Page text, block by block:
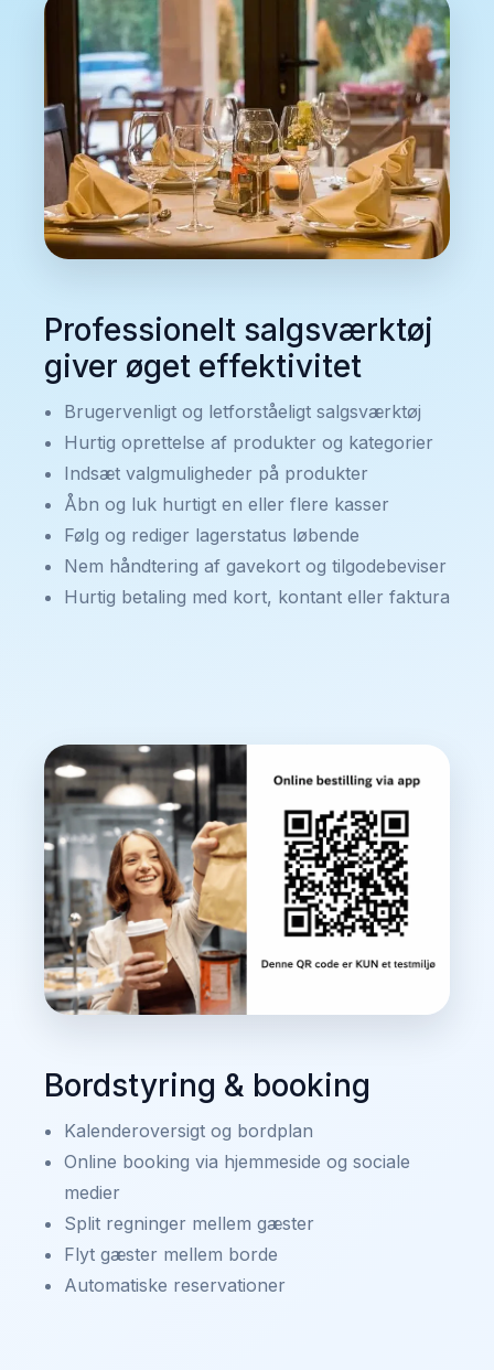
Professionelt salgsværktøj
giver øget effektivitet
Brugervenligt og letforståeligt salgsværktøj
Hurtig oprettelse af produkter og kategorier
Indsæt valgmuligheder på produkter
Åbn og luk hurtigt en eller flere kasser
Følg og rediger lagerstatus løbende
Nem håndtering af gavekort og tilgodebeviser
Hurtig betaling med kort, kontant eller faktura
Bordstyring & booking
Kalenderoversigt og bordplan
Online booking via hjemmeside og sociale
medier
Split regninger mellem gæster
Flyt gæster mellem borde
Automatiske reservationer